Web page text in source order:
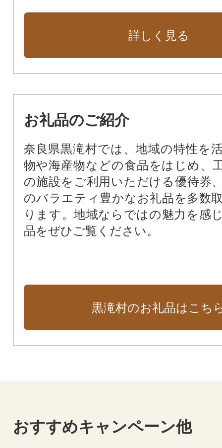
詳しく見る
お礼品のご紹介
奈良県黒滝村では、地域の特性を
物や海産物などの食品をはじめ、
の施設をご利用いただける優待券
のバラエティ豊かなお礼品を多数
ります。地域ならではの魅力を感
品をぜひご覧ください。
黒滝村のお礼品はこち
おすすめキャンペーン他